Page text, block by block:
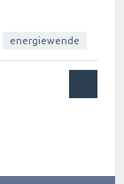
energiewende